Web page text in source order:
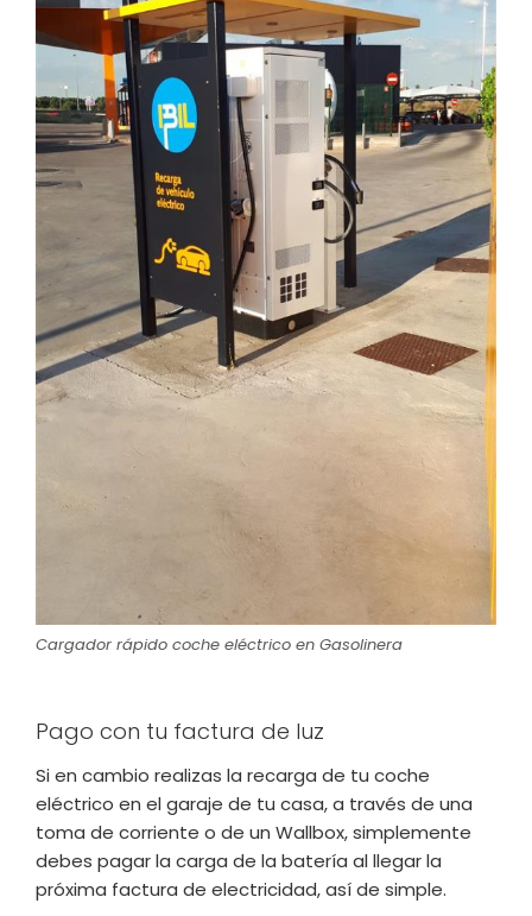
Cargador rápido coche eléctrico en Gasolinera
Pago con tu factura de luz
Si en cambio realizas la recarga de tu coche
eléctrico en el garaje de tu casa, a través de una
toma de corriente o de un Wallbox, simplemente
debes pagar la carga de la batería al llegar la
próxima factura de electricidad, así de simple.